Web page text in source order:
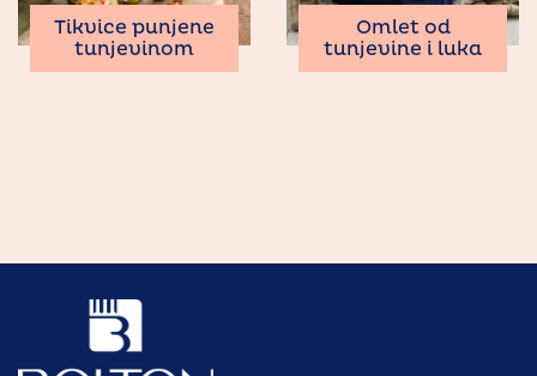
Tikvice punjene
tunjevinom
Omlet od
tunjevine i luka